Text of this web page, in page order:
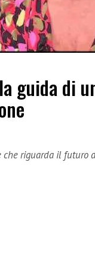
guida di
riguarda il futuro